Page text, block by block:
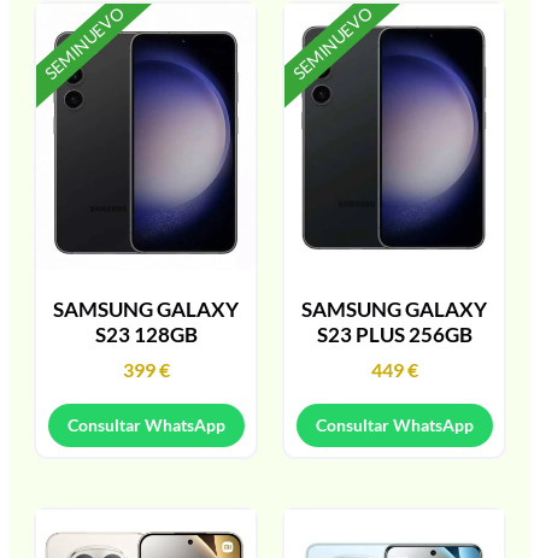
SEMINUEVO
SAMSUNG GALAXY
S23 128GB
399€
Consultar WhatsApp
SEMINUEVO
SAMSUNG GALAXY
S23 PLUS 256GB
449€
Consultar WhatsApp